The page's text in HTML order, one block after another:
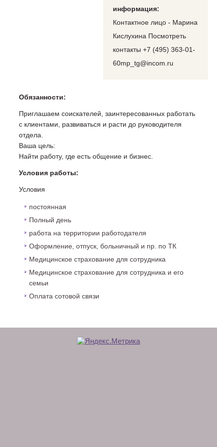
информация:
Контактное лицо - Марина
Кислухина Посмотреть
контакты +7 (495) 363-01-
60mp_tg@incom.ru
Обязанности:
Приглашаем соискателей, заинтересованных работать
с клиентами, развиваться и расти до руководителя
отдела.
Ваша цель:
Найти работу, где есть общение и бизнес.
Условия работы:
Условия
постоянная
Полный день
работа на территории работодателя
Оформление, отпуск, больничный и пр. по ТК
Медицинское страхование для сотрудника
Медицинское страхование для сотрудника и его
семьи
Оплата сотовой связи